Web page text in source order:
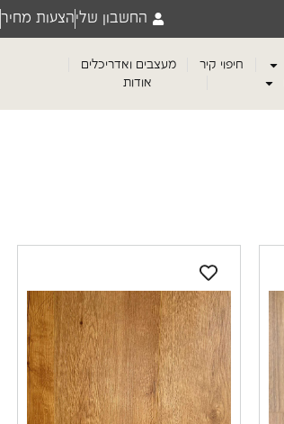
החשבון שליהצעות מחיר
חיפוי קיר
מעצבים ואדריכלים
אודות